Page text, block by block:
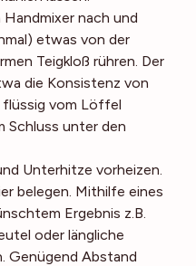
Handmixer nach und
etwas von der
Teigkloß rühren. Der
die Konsistenz von
flüssig vom Löffel
Schluss unter den
Unterhitze vorheizen.
belegen. Mithilfe eines
Ergebnis z.B.
oder längliche
Genügend Abstand